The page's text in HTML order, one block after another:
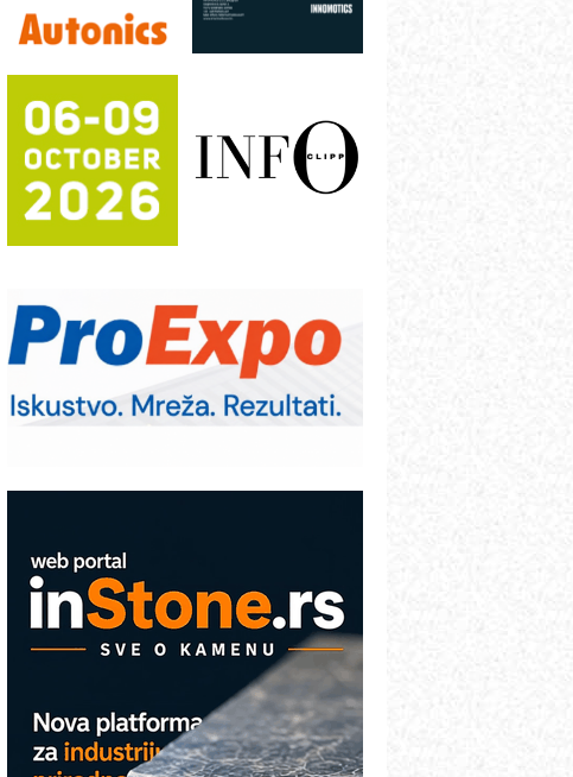
sistema
Trajna oznaka kao dugoročna korist
Bezbednost na prvom mestu!
IB BLUMENAUER - više od 40 godina
poverenja u industriji
COMBYPACK
RMQ-TITAN ADVANCED INDICATOR
upravljanje mašinama
solarnim elektranama i vetroparkovima
Pranje točkova na gradilištu- standard
modernog i odgovornog građenja
ROSA i SCHUNK podižu proizvodnju
na viši nivo
MAREX - Lim i mašine za savremena
Marcom-plast d.o.o.- vaš pouzdan
partner
CTO - Prilagodite svoju toplinsku
obradu!